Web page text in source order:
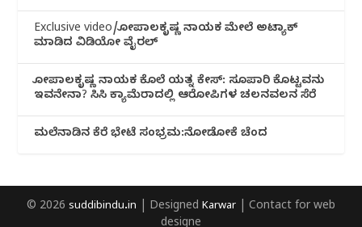
Exclusive video/ಗೋಪಾಲಕೃಷ್ಣ ನಾಯಕ ಮೇಲೆ ಅಟ್ಯಾಕ್
ಮಾಡಿದ ವಿಡಿಯೋ ವೈರಲ್
ಗೋಪಾಲಕೃಷ್ಣ ನಾಯಕ ಕೊಲೆ ಯತ್ನ ಕೇಸ್: ಸೂಪಾರಿ ಕೊಟ್ಟವನು
ಇವನೇನಾ? ಸಿಸಿ ಕ್ಯಾಮೆರಾದಲ್ಲಿ ಆರೋಪಿಗಳ ಚಲನವಲನ ಸೆರೆ
ಮಲೆನಾಡಿ‌ನ ಕೆರೆ ಭೇಟೆ ಸಂಭ್ರಮ:ನೋಡೋಕೆ ಚೆಂದ
© 2026 suddibindu.in | Designed Karwar | Contact for web